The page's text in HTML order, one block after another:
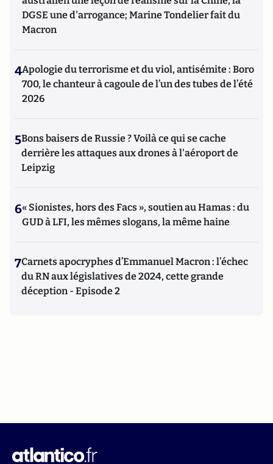
DGSE une d'arrogance; Marine Tondelier fait du
Macron
4Apologie du terrorisme et du viol, antisémite : Boro
700, le chanteur à cagoule de l’un des tubes de l’été
2026
5Bons baisers de Russie ? Voilà ce qui se cache
derrière les attaques aux drones à l'aéroport de
Leipzig
6« Sionistes, hors des Facs », soutien au Hamas : du
GUD à LFI, les mêmes slogans, la même haine
7Carnets apocryphes d’Emmanuel Macron : l’échec
du RN aux législatives de 2024, cette grande
déception - Episode 2